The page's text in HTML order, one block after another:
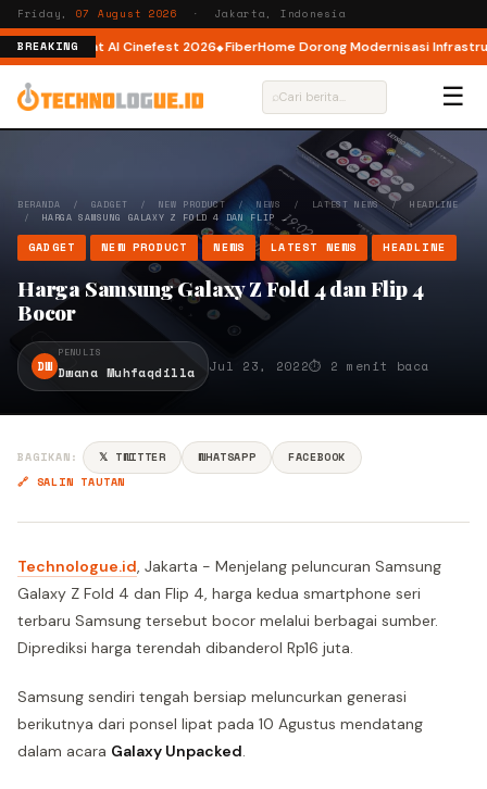
Friday, 07 August 2026 · Jakarta, Indonesia
BREAKING
AI lewat AI Cinefest 2026 FiberHome Dorong Modernisasi
⌕ ☰
BERANDA / GADGET / NEW PRODUCT/ NEWS / LATEST NEWS/ HEADLINE
/ HARGA SAMSUNG GALAXY Z FOLD 4 DAN FLIP …
GADGET NEW PRODUCT NEWS LATEST NEWS HEADLINE
Harga Samsung Galaxy Z Fold 4 dan Flip 4
Bocor
DW
PENULIS
Dwana Muhfaqdilla Jul 23, 2022⏱ 2 menit baca
BAGIKAN: 𝕏 TWITTER WHATSAPP
FACEBOOK
🔗 SALIN TAUTAN
Technologue.id, Jakarta - Menjelang peluncuran Samsung
Galaxy Z Fold 4 dan Flip 4, harga kedua smartphone seri
terbaru Samsung tersebut bocor melalui berbagai sumber.
Diprediksi harga terendah dibanderol Rp16 juta.
Samsung sendiri tengah bersiap meluncurkan generasi
berikutnya dari ponsel lipat pada 10 Agustus mendatang
dalam acara Galaxy Unpacked.